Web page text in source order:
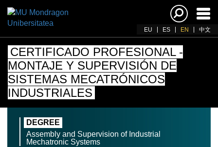
EU ES EN 中文
CERTIFICADO PROFESIONAL -
MONTAJE Y SUPERVISIÓN DE
SISTEMAS MECATRÓNICOS
INDUSTRIALES
DEGREE
Assembly and Supervision of Industrial
Mechatronic Systems